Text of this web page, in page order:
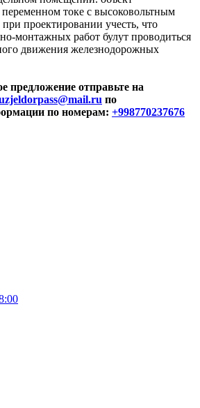
токе с высоковольтным
проектировании учесть, что
монтажных работ булут проводиться
движения железнодорожных
предложение отправьте на
по
по номерам: +998770237676